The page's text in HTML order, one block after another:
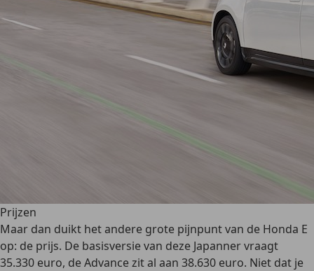
Prijzen
Maar dan duikt het andere grote pijnpunt van de Honda E
op: de prijs. De basisversie van deze Japanner vraagt
35.330 euro, de Advance zit al aan 38.630 euro. Niet dat je